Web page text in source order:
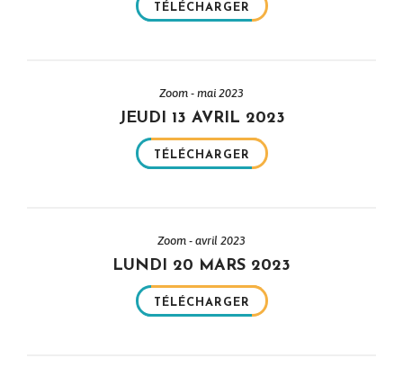
TÉLÉCHARGER
Zoom - mai 2023
JEUDI 13 AVRIL 2023
TÉLÉCHARGER
Zoom - avril 2023
LUNDI 20 MARS 2023
TÉLÉCHARGER